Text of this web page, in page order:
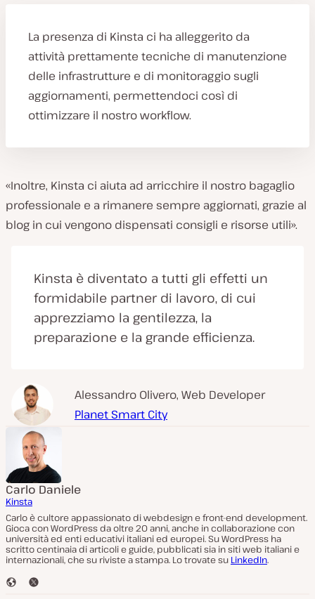
La presenza di Kinsta ci ha alleggerito da
attività prettamente tecniche di manutenzione
delle infrastrutture e di monitoraggio sugli
aggiornamenti, permettendoci così di
ottimizzare il nostro workflow.
«Inoltre, Kinsta ci aiuta ad arricchire il nostro bagaglio
professionale e a rimanere sempre aggiornati, grazie al
blog in cui vengono dispensati consigli e risorse utili».
Kinsta è diventato a tutti gli effetti un
formidabile partner di lavoro, di cui
apprezziamo la gentilezza, la
preparazione e la grande efficienza.
Alessandro Olivero, Web Developer
Planet Smart City
Carlo Daniele
Kinsta
Carlo è cultore appassionato di webdesign e front-end development.
Gioca con WordPress da oltre 20 anni, anche in collaborazione con
università ed enti educativi italiani ed europei. Su WordPress ha
scritto centinaia di articoli e guide, pubblicati sia in siti web italiani e
internazionali, che su riviste a stampa. Lo trovate su LinkedIn.
S
T